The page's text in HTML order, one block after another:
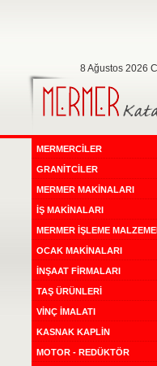
8 Ağustos 2026
MERMERCİLER
GRANİTCİLER
MERMER MAKİNALARI
İŞ MAKİNALARI
MERMER İŞLEME
OCAK MAKİNALARI
İNŞAAT FİRMALARI
TAŞ ÜRÜNLERİ
VİNÇ İMALATI
KASNAK KAPLİN
MOTOR - REDÜKTÖR